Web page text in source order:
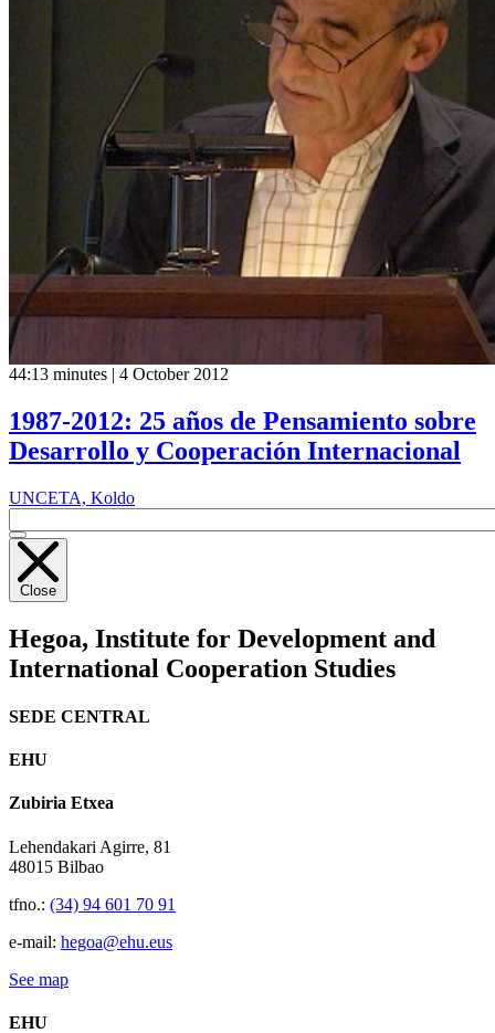
44:13 minutes | 4 October 2012
1987-2012: 25 años de Pensamiento sobre
Desarrollo y Cooperación Internacional
UNCETA, Koldo
Close
Hegoa, Institute for Development and
International Cooperation Studies
SEDE CENTRAL
EHU
Zubiria Etxea
Lehendakari Agirre, 81
48015 Bilbao
tfno.: (34) 94 601 70 91
e-mail: hegoa@ehu.eus
See map
EHU